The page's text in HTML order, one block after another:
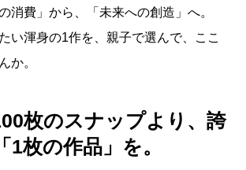
消費」から、「未来への創造」へ。
い渾身の1作を、親子で選んで、ここ
か。
枚のスナップより、誇
1枚の作品」を。